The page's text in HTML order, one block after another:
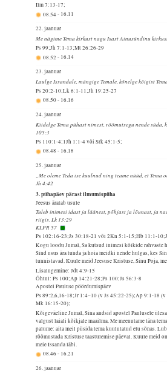
Ilm 7:13-17;
08.54- 16.11
22. jaanuar
Me nägime Tema kirkust nagu Isast Ainusündinu
Ps 99;Jh 7:1-13;Mt 26:26-29
08.52- 16.14
23. jaanuar
Laulge Issandale, mängige Temale, kõnelge kõigist
Ps 20:2-10;Lk 6:1-11;Jh 19:25-27
08.50- 16.16
24. jaanuar
Kiidelge Tema pühast nimest, rõõmutsegu nende süda,
105:3
Ps 110:1-4;1Jh 1:1-4 või Srk 45:1-5;
08.48- 16.18
25. jaanuar
„Me oleme Teda ise kuulnud ning teame nüüd, et
Jh 4:42
3. pühapäev pärast ilmumispüha
Jeesus äratab usule
Tuleb inimesi idast ja läänest, põhjast ja lõunast, ja
riigis. Lk 13:29
KLPR 57
Ps 102:16-23;Js 30:18-21 või 2Kn 5:1-15;Hb 11:1-
Kogu loodu Jumal, Sa kutsud inimesi kõikide rahvaste
Sind usus ära tunda ja hoia meidki nende hulgas, kes
tunnistavad. Kuule meid Jeesuse Kristuse, Sinu Poja,
Lisalugemine: Jdt 4:9-15
Õhtul: Ps 100;Ap 14:21-28;Ps 100;Js 56:3-8
Apostel Pauluse pöördumispäev
Ps 89:2,6,16-18;Jr 1:4–10 (v Js 45:22-25);Ap 9:1-18
Mk 16:15-20);
Kõigeväeline Jumal, Sina andsid apostel Paulusele
valgust laiali kõikjale maailma. Me meenutame täna
palume: aita meil püsida tema kuulutatud elu sõnas.
rõõmustada Kristuse taastulemise päeval. Kuule meid
meie Issanda läbi.
08.46- 16.21
26. jaanuar